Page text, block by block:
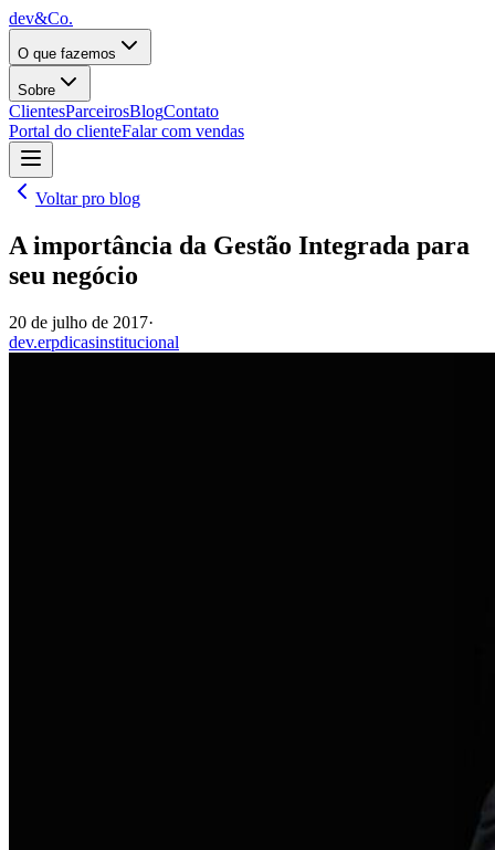
dev&Co.
O que fazemos
Sobre
ClientesParceirosBlogContato
Portal do clienteFalar com vendas
Voltar pro blog
A importância da Gestão Integrada para
seu negócio
20 de julho de 2017·
dev.erpdicasinstitucional